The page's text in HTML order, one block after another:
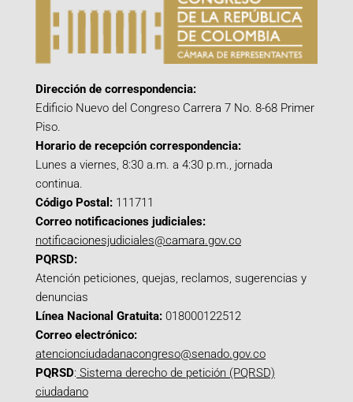
Dirección de correspondencia:
Edificio Nuevo del Congreso Carrera 7 No. 8-68 Primer
Piso.
Horario de recepción correspondencia:
Lunes a viernes, 8:30 a.m. a 4:30 p.m., jornada
continua.
Código Postal: 111711
Correo notificaciones judiciales:
notificacionesjudiciales@camara.gov.co
PQRSD:
Atención peticiones, quejas, reclamos, sugerencias y
denuncias
Línea Nacional Gratuita: 018000122512
Correo electrónico:
atencionciudadanacongreso@senado.gov.co
PQRSD: Sistema derecho de petición (PQRSD)
ciudadano